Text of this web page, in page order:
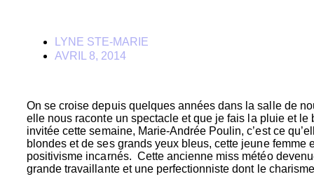
LYNE STE-MARIE
AVRIL 8, 2014
On se croise depuis quelques années dans la salle de
elle nous raconte un spectacle et que je fais la pluie et
invitée cette semaine, Marie-Andrée Poulin, c’est ce
blondes et de ses grands yeux bleus, cette jeune
positivisme incarnés. Cette ancienne miss météo
grande travaillante et une perfectionniste dont le